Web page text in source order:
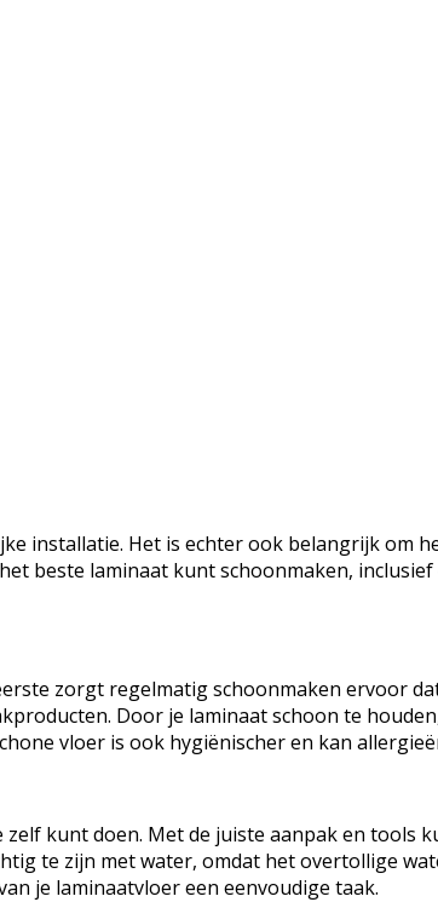
installatie. Het is echter ook belangrijk om
beste laminaat kunt schoonmaken,
zorgt regelmatig schoonmaken ervoor
Door je laminaat schoon te
vloer is ook hygiënischer en kan
kunt doen. Met de juiste aanpak en tools
te zijn met water, omdat het overtollige
je laminaatvloer een eenvoudige taak.